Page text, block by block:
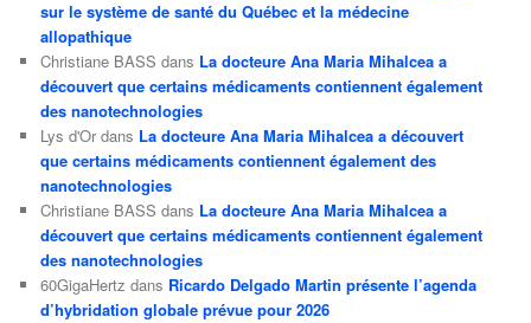
sur le système de santé du Québec et la médecine
allopathique
Christiane BASS dans La docteure Ana Maria Mihalcea a
découvert que certains médicaments contiennent également
des nanotechnologies
Lys d'Or dans La docteure Ana Maria Mihalcea a découvert
que certains médicaments contiennent également des
nanotechnologies
Christiane BASS dans La docteure Ana Maria Mihalcea a
découvert que certains médicaments contiennent également
des nanotechnologies
60GigaHertz dans Ricardo Delgado Martin présente l’agenda
d’hybridation globale prévue pour 2026